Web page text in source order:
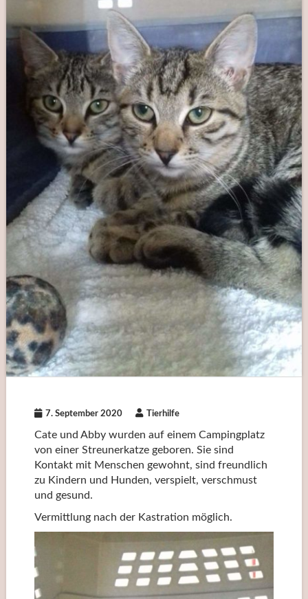
7. September 2020 Tierhilfe
Cate und Abby wurden auf einem Campingplatz
von einer Streunerkatze geboren. Sie sind
Kontakt mit Menschen gewohnt, sind freundlich
zu Kindern und Hunden, verspielt, verschmust
und gesund.
Vermittlung nach der Kastration möglich.